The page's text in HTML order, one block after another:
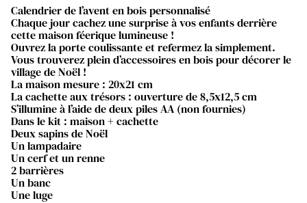
Calendrier de l’avent en bois personnalisé
Chaque jour cachez une surprise à vos enfants derrière
cette maison féerique lumineuse !
Ouvrez la porte coulissante et refermez la simplement.
Vous trouverez plein d’accessoires en bois pour décorer le
village de Noël !
La maison mesure : 20x21 cm
La cachette aux trésors : ouverture de 8,5x12,5 cm
S’illumine à l’aide de deux piles AA (non fournies)
Dans le kit : maison + cachette
Deux sapins de Noël
Un lampadaire
Un cerf et un renne
2 barrières
Un banc
Une luge